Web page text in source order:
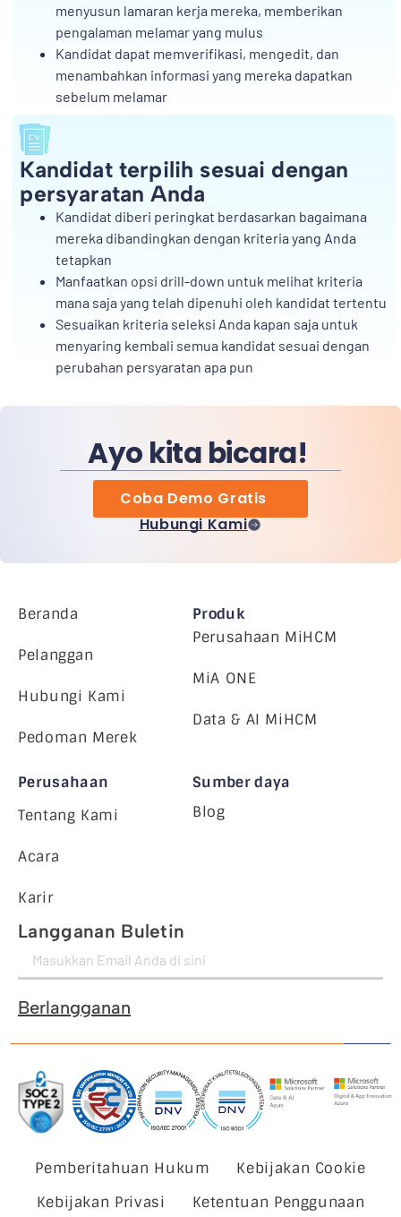
menyusun lamaran kerja mereka, memberikan
pengalaman melamar yang mulus
Kandidat dapat memverifikasi, mengedit, dan
menambahkan informasi yang mereka dapatkan
sebelum melamar
Kandidat terpilih sesuai dengan
persyaratan Anda
Kandidat diberi peringkat berdasarkan bagaimana
mereka dibandingkan dengan kriteria yang Anda
tetapkan
Manfaatkan opsi drill-down untuk melihat kriteria
mana saja yang telah dipenuhi oleh kandidat tertentu
Sesuaikan kriteria seleksi Anda kapan saja untuk
menyaring kembali semua kandidat sesuai dengan
perubahan persyaratan apa pun
Ayo kita bicara!
Coba Demo Gratis
Hubungi Kami
Beranda
Pelanggan
Hubungi Kami
Pedoman Merek
Produk
Perusahaan MiHCM
MiA ONE
Data & AI MiHCM
Perusahaan
Tentang Kami
Acara
Karir
Sumber daya
Blog
Langganan Buletin
Berlangganan
Pemberitahuan Hukum
Kebijakan Cookie
Kebijakan Privasi
Ketentuan Penggunaan